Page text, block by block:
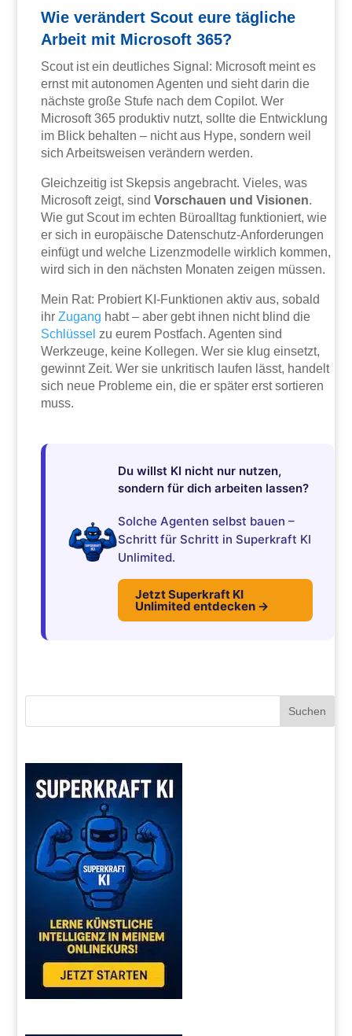
Wie verändert Scout eure tägliche
Arbeit mit Microsoft 365?
Scout ist ein deutliches Signal: Microsoft meint es
ernst mit autonomen Agenten und sieht darin die
nächste große Stufe nach dem Copilot. Wer
Microsoft 365 produktiv nutzt, sollte die Entwicklung
im Blick behalten – nicht aus Hype, sondern weil
sich Arbeitsweisen verändern werden.
Gleichzeitig ist Skepsis angebracht. Vieles, was
Microsoft zeigt, sindVorschauen und Visionen.
Wie gut Scout im echten Büroalltag funktioniert, wie
er sich in europäische Datenschutz-Anforderungen
einfügt und welche Lizenzmodelle wirklich kommen,
wird sich in den nächsten Monaten zeigen müssen.
Mein Rat: Probiert KI-Funktionen aktiv aus, sobald
ihrZugang habt – aber gebt ihnen nicht blind die
Schlüssel zu eurem Postfach. Agenten sind
Werkzeuge, keine Kollegen. Wer sie klug einsetzt,
gewinnt Zeit. Wer sie unkritisch laufen lässt, handelt
sich neue Probleme ein, die er später erst sortieren
muss.
Du willst KI nicht nur nutzen,
sondern für dich arbeiten lassen?
Solche Agenten selbst bauen –
Schritt für Schritt in Superkraft KI
Unlimited.
Jetzt Superkraft KI
Unlimited entdecken →